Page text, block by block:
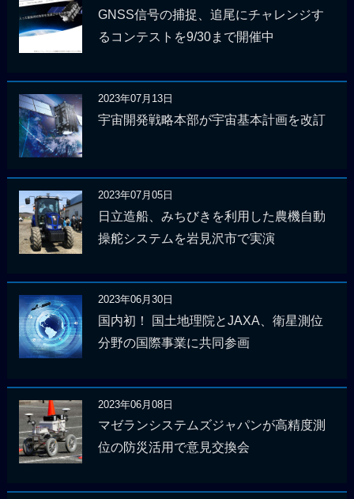
GNSS信号の捕捉、追尾にチャレンジす
るコンテストを9/30まで開催中
2023年07月13日
宇宙開発戦略本部が宇宙基本計画を改訂
2023年07月05日
日立造船、みちびきを利用した農機自動
操舵システムを岩見沢市で実演
2023年06月30日
国内初！ 国土地理院とJAXA、衛星測位
分野の国際事業に共同参画
2023年06月08日
マゼランシステムズジャパンが高精度測
位の防災活用で意見交換会